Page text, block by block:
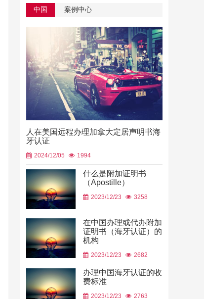
中国 案例中心
人在美国远程办理加拿大定居声明书海
牙认证
2024/12/05 1994
什么是附加证明书
（Apostille）
2023/12/23 3258
在中国办理或代办附加
证明书（海牙认证）的
机构
2023/12/23 2682
办理中国海牙认证的收
费标准
2023/12/23 2763